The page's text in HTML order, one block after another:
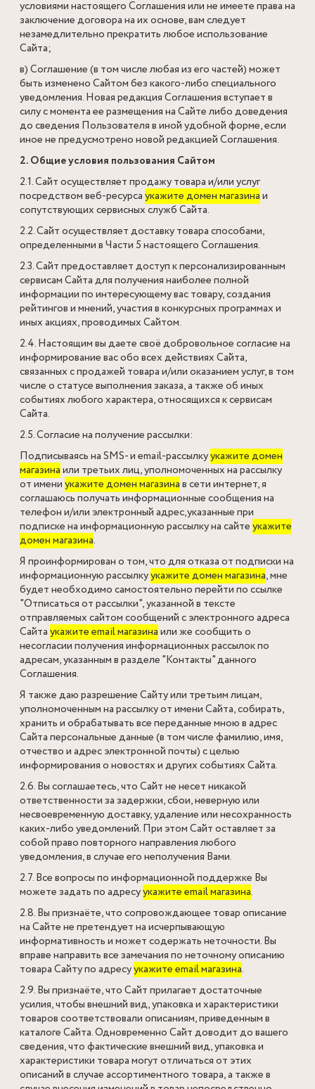
условиями настоящего Соглашения или не имеете права на
заключение договора на их основе, вам следует
незамедлительно прекратить любое использование
Сайта;
в) Соглашение (в том числе любая из его частей) может
быть изменено Сайтом без какого-либо специального
уведомления. Новая редакция Соглашения вступает в
силу с момента ее размещения на Сайте либо доведения
до сведения Пользователя в иной удобной форме, если
иное не предусмотрено новой редакцией Соглашения.
2. Общие условия пользования Сайтом
2.1. Сайт осуществляет продажу товара и/или услуг
посредством веб-ресурсаукажите домен магазинаи
сопутствующих сервисных служб Сайта.
2.2. Сайт осуществляет доставку товара способами,
определенными в Части 5 настоящего Соглашения.
2.3. Сайт предоставляет доступ к персонализированным
сервисам Сайта для получения наиболее полной
информации по интересующему вас товару, создания
рейтингов и мнений, участия в конкурсных программах и
иных акциях, проводимых Сайтом.
2.4. Настоящим вы даете своё добровольное согласие на
информирование вас обо всех действиях Сайта,
связанных с продажей товара и/или оказанием услуг, в том
числе о статусе выполнения заказа, а также об иных
событиях любого характера, относящихся к сервисам
Сайта.
2.5. Согласие на получение рассылки:
Подписываясь на SMS- и email-рассылкуукажите домен
магазинаили третьих лиц, уполномоченных на рассылку
от имениукажите домен магазинав сети интернет, я
соглашаюсь получать информационные сообщения на
телефон и/или электронный адрес,указанные при
подписке на информационную рассылку на сайтеукажите
домен магазина.
Я проинформирован о том, что для отказа от подписки на
информационную рассылкуукажите домен магазина, мне
будет необходимо самостоятельно перейти по ссылке
"Отписаться от рассылки", указанной в тексте
отправляемых сайтом сообщений с электронного адреса
Сайтаукажите email магазинаили же сообщить о
несогласии получения информационных рассылок по
адресам, указанным в разделе "Контакты" данного
Соглашения.
Я также даю разрешение Сайту или третьим лицам,
уполномоченным на рассылку от имени Сайта, собирать,
хранить и обрабатывать все переданные мною в адрес
Сайта персональные данные (в том числе фамилию, имя,
отчество и адрес электронной почты) с целью
информирования о новостях и других событиях Сайта.
2.6. Вы соглашаетесь, что Сайт не несет никакой
ответственности за задержки, сбои, неверную или
несвоевременную доставку, удаление или несохранность
каких-либо уведомлений. При этом Сайт оставляет за
собой право повторного направления любого
уведомления, в случае его неполучения Вами.
2.7. Все вопросы по информационной поддержке Вы
можете задать по адресуукажите email магазина.
2.8. Вы признаёте, что сопровождающее товар описание
на Сайте не претендует на исчерпывающую
информативность и может содержать неточности. Вы
вправе направить все замечания по неточному описанию
товара Сайту по адресуукажите email магазина.
2.9. Вы признаёте, что Сайт прилагает достаточные
усилия, чтобы внешний вид, упаковка и характеристики
товаров соответствовали описаниям, приведенным в
каталоге Сайта. Одновременно Сайт доводит до вашего
сведения, что фактические внешний вид, упаковка и
характеристики товара могут отличаться от этих
описаний в случае ассортиментного товара, а также в